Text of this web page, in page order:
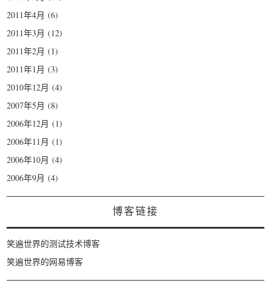
2011年4月 (6)
2011年3月 (12)
2011年2月 (1)
2011年1月 (3)
2010年12月 (4)
2007年5月 (8)
2006年12月 (1)
2006年11月 (1)
2006年10月 (4)
2006年9月 (4)
博客链接
笑遍世界的测试技术博客
笑遍世界的网易博客